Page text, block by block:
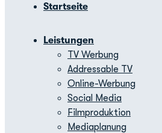
Startseite
Leistungen
TV Werbung
Addressable TV
Online-Werbung
Social Media
Filmproduktion
Mediaplanung